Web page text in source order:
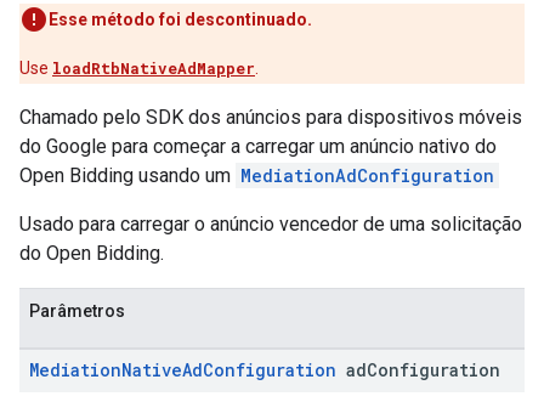
Esse método foi descontinuado.
Use loadRtbNativeAdMapper
Chamado pelo SDK dos anúncios para dispositivos móveis
do Google para começar a carregar um anúncio nativo do
Open Bidding usando um MediationAdConfiguration
Usado para carregar o anúncio vencedor de uma solicitação
do Open Bidding.
Parâmetros
MediationNativeAdConfiguration adConfiguration